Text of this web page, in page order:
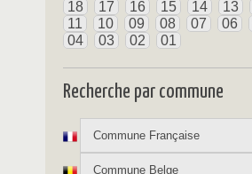
18
17 16 15 14 13
11
10 09 08 07 06
04
03 02 01
Recherche par commune